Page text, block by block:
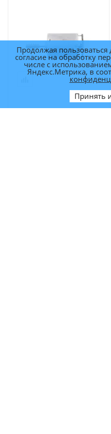
Продолжая
согласие на обработку
числе с
Яндекс.Метрика, в
Принять